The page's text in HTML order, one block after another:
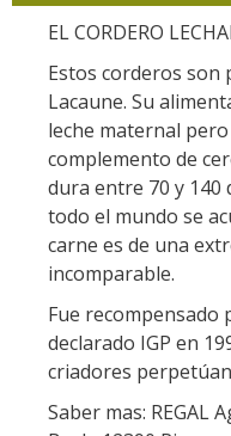
EL CORDERO
Estos corderos son
Lacaune. Su
leche maternal
complemento de
dura entre 70 y 140
todo el mundo se
carne es de una
incomparable.
Fue recompensado
declarado IGP en
criadores
Saber mas: REGAL